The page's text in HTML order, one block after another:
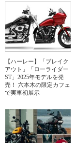
【ハーレー】「ブレイク
アウト」「ローライダー
ST」2025年モデルを発
売！ 六本木の限定カフェ
で実車初展示